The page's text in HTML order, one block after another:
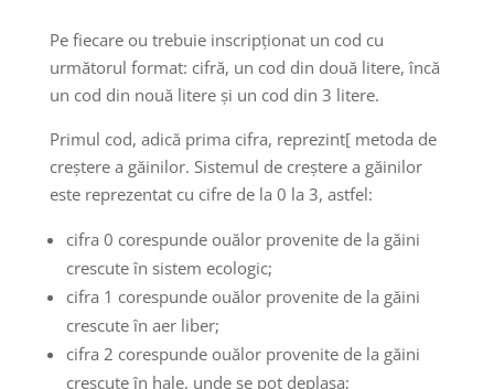
Pe fiecare ou trebuie inscripționat un cod cu
următorul format: cifră, un cod din două litere, încă
un cod din nouă litere și un cod din 3 litere.
Primul cod, adică prima cifra, reprezint[ metoda de
creștere a găinilor. Sistemul de creștere a găinilor
este reprezentat cu cifre de la 0 la 3, astfel:
cifra 0 corespunde ouălor provenite de la găini
crescute în sistem ecologic;
cifra 1 corespunde ouălor provenite de la găini
crescute în aer liber;
cifra 2 corespunde ouălor provenite de la găini
crescute în hale, unde se pot deplasa;